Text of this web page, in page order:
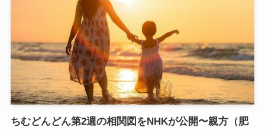
ちむどんどん第2週の相関図をNHKが公開〜親方（肥